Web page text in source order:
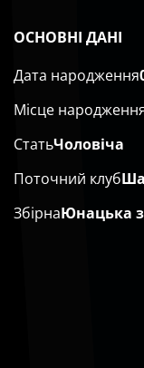
ОСНОВНІ ДАНІ
Дата народження
Місце
СтатьЧоловіча
Поточний клуб
ЗбірнаЮнацька